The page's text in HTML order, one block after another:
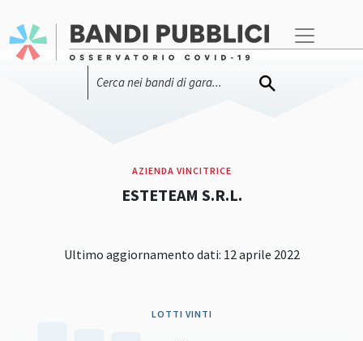
AZIENDA VINCITRICE
ESTETEAM S.R.L.
Ultimo aggiornamento dati: 12 aprile 2022
LOTTI VINTI